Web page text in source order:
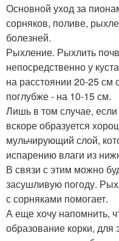
Основной уход за
сорняков, поливе,
болезней.
Рыхление. Рыхлить
непосредственно у
на расстоянии 20-25 см
поглубже - на 10-15 см.
Лишь в том случае,
вскоре образуется
мульчирующий слой,
испарению влаги из
В связи с этим можно
засушливую погоду.
с сорняками помогает.
А еще хочу напомнить,
образование корки, для